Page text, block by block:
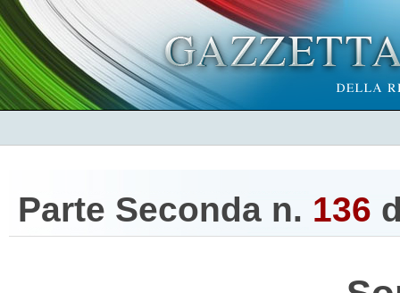
Parte Seconda n. 136